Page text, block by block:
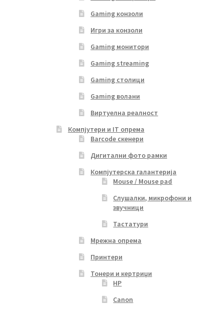
Gaming конзоли
Игри за конзоли
Gaming монитори
Gaming streaming
Gaming столици
Gaming волани
Виртуелна реалност
Компјутери и IT опрема
Barcode скенери
Дигитални фото рамки
Компјутерска галантерија
Mouse / Mouse pad
Слушалки, микрофони и
звучници
Тастатури
Мрежна опрема
Принтери
Тонери и кертриџи
HP
Canon